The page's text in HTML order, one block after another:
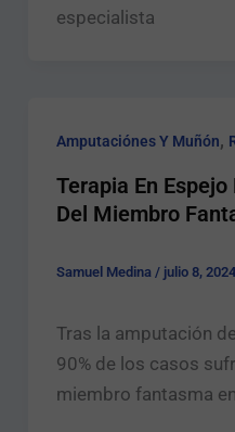
especialista
Amputaciónes Y Muñón,
Terapia En
Del Miembro
Samuel Medina / julio 8, 2024
Tras la amputación
90% de los casos
miembro fantasma en